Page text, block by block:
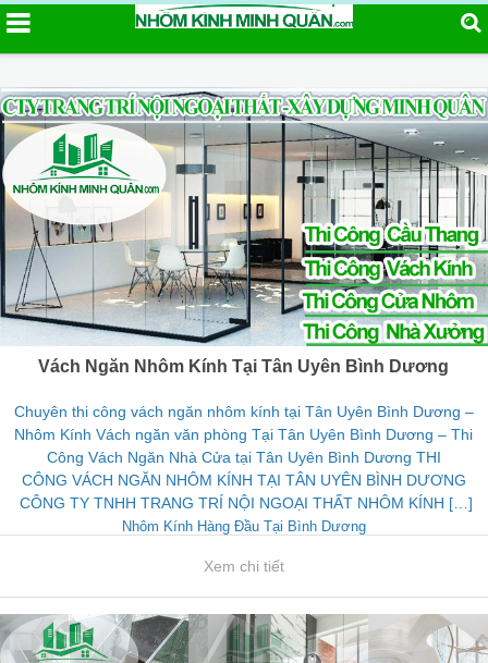
Vách Ngăn Nhôm Kính Tại Tân Uyên Bình Dương
Chuyên thi công vách ngăn nhôm kính tại Tân Uyên Bình Dương –
Nhôm Kính Vách ngăn văn phòng Tại Tân Uyên Bình Dương – Thi
Công Vách Ngăn Nhà Cửa tại Tân Uyên Bình Dương THI
CÔNG VÁCH NGĂN NHÔM KÍNH TẠI TÂN UYÊN BÌNH DƯƠNG
CÔNG TY TNHH TRANG TRÍ NỘI NGOẠI THẤT NHÔM KÍNH […]
Nhôm Kính Hàng Đầu Tại Bình Dương
Xem chi tiết